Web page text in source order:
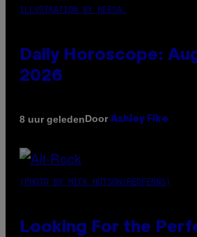
ILLUSTRATION BY REESA.
Daily Horoscope:
2026
8 uur geledenDoor Ashley Fike
(PHOTO BY MICK HUTSON/REDFERNS)
Looking For the